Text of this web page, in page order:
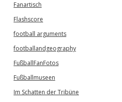
Fanartisch
Flashscore
football arguments
footballandgeography
FußballFanFotos
Fußballmuseen
Im Schatten der Tribüne